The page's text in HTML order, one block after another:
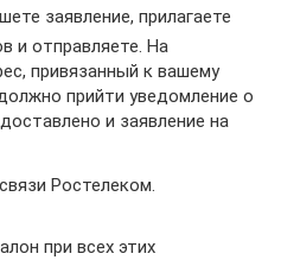
заявление, прилагаете
и отправляете. На
привязанный к вашему
прийти уведомление о
и заявление на
Ростелеком.
при всех этих